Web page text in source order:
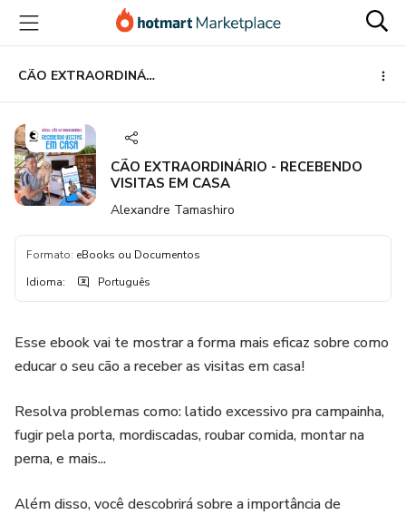
para
conteúdo
principal
para
pagamento
para
rodapé
CÃO EXTRAORDINÁRIO - RECEBENDO VISITAS EM CASA
CÃO EXTRAORDINÁRIO - RECEBENDO
VISITAS EM CASA
Alexandre Tamashiro
Formato: eBooks ou Documentos
Idioma: Português
Esse ebook vai te mostrar a forma mais eficaz sobre como
educar o seu cão a receber as visitas em casa!
Resolva problemas como: latido excessivo pra campainha,
fugir pela porta, mordiscadas, roubar comida, montar na
perna, e mais...
Além disso, você descobrirá sobre a importância de